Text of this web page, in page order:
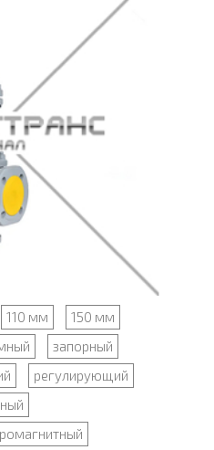
110 мм
150 мм
запорный
регулирующий